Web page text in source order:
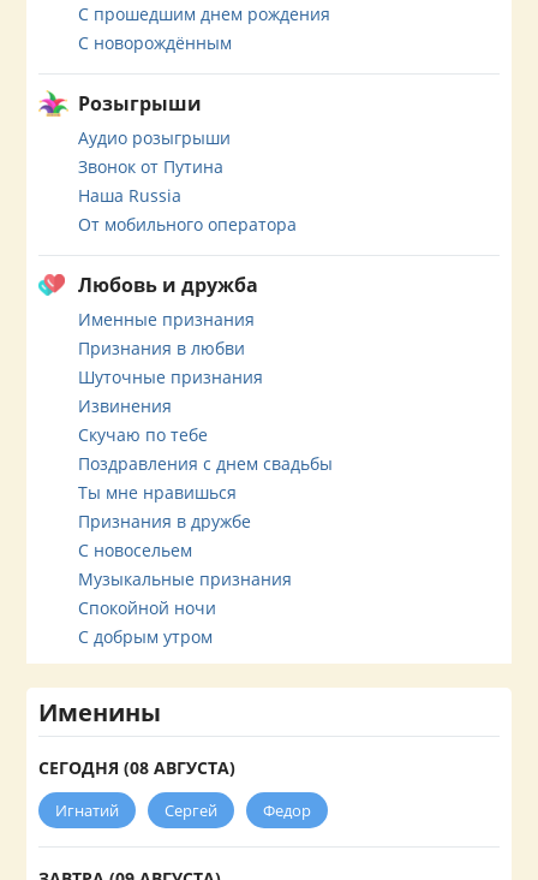
С прошедшим днем рождения
С новорождённым
Розыгрыши
Аудио розыгрыши
Звонок от Путина
Наша Russia
От мобильного оператора
Любовь и дружба
Именные признания
Признания в любви
Шуточные признания
Извинения
Скучаю по тебе
Поздравления с днем свадьбы
Ты мне нравишься
Признания в дружбе
С новосельем
Музыкальные признания
Спокойной ночи
С добрым утром
Именины
СЕГОДНЯ (08 АВГУСТА)
Игнатий Сергей Федор